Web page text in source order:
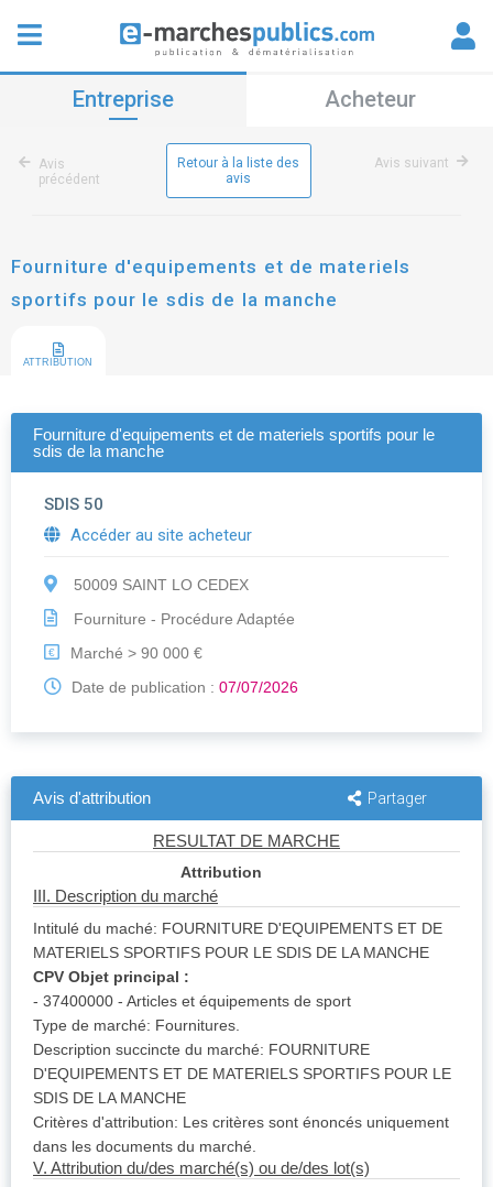
Entreprise Acheteur
Avis
précédent
Retour à la liste des
avis
Avis suivant
Fourniture d'equipements et de materiels
sportifs pour le sdis de la manche
ATTRIBUTION
Fourniture d'equipements et de materiels sportifs pour le
sdis de la manche
SDIS 50
Accéder au site acheteur
50009 SAINT LO CEDEX
Fourniture - Procédure Adaptée
€
Marché > 90 000 €
Date de publication : 07/07/2026
Avis d'attribution Partager
RESULTAT DE MARCHE
Attribution
III. Description du marché
Intitulé du maché: FOURNITURE D'EQUIPEMENTS ET DE
MATERIELS SPORTIFS POUR LE SDIS DE LA MANCHE
CPV Objet principal :
- 37400000 - Articles et équipements de sport
Type de marché: Fournitures.
Description succincte du marché: FOURNITURE
D'EQUIPEMENTS ET DE MATERIELS SPORTIFS POUR LE
SDIS DE LA MANCHE
Critères d'attribution: Les critères sont énoncés uniquement
dans les documents du marché.
V. Attribution du/des marché(s) ou de/des lot(s)